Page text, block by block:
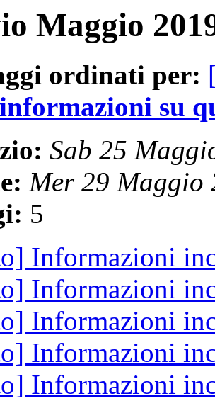
Maggio
ordinati per:
su
Sab 25
Mer 29 Maggio
5
Informazioni
Informazioni
Informazioni
Informazioni
Informazioni